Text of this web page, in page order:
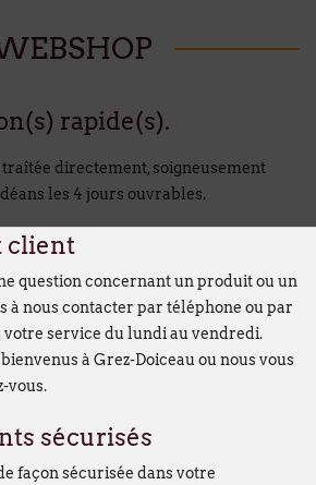
rapide(s).
directement, soigneusement
les 4 jours ouvrables.
client
question concernant un produit ou un
à nous contacter par téléphone ou par
votre service du lundi au vendredi.
à Grez-Doiceau ou nous vous
vous.
sécurisés
façon sécurisée dans votre